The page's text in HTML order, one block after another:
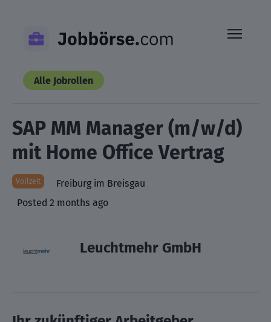
content
Alle Jobrollen
SAP MM Manager (m/w/d)
mit Home Office Vertrag
Vollzeit
Freiburg im Breisgau
Posted 2 months ago
Leuchtmehr GmbH